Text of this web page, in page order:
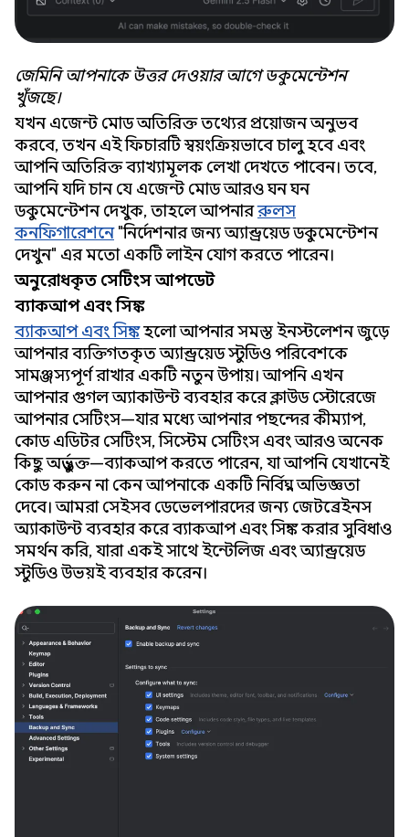
জেমিনি আপনাকে উত্তর দেওয়ার আগে ডকুমেন্টেশন
খুঁজছে।
যখন এজেন্ট মোড অতিরিক্ত তথ্যের প্রয়োজন অনুভব
করবে, তখন এই ফিচারটি স্বয়ংক্রিয়ভাবে চালু হবে এবং
আপনি অতিরিক্ত ব্যাখ্যামূলক লেখা দেখতে পাবেন। তবে,
আপনি যদি চান যে এজেন্ট মোড আরও ঘন ঘন
ডকুমেন্টেশন দেখুক, তাহলে আপনাররুলস
কনফিগারেশনে"নির্দেশনার জন্য অ্যান্ড্রয়েড ডকুমেন্টেশন
দেখুন" এর মতো একটি লাইন যোগ করতে পারেন।
অনুরোধকৃত সেটিংস আপডেট
ব্যাকআপ এবং সিঙ্ক
ব্যাকআপ এবং সিঙ্কহলো আপনার সমস্ত ইনস্টলেশন জুড়ে
আপনার ব্যক্তিগতকৃত অ্যান্ড্রয়েড স্টুডিও পরিবেশকে
সামঞ্জস্যপূর্ণ রাখার একটি নতুন উপায়। আপনি এখন
আপনার গুগল অ্যাকাউন্ট ব্যবহার করে ক্লাউড স্টোরেজে
আপনার সেটিংস—যার মধ্যে আপনার পছন্দের কীম্যাপ,
কোড এডিটর সেটিংস, সিস্টেম সেটিংস এবং আরও অনেক
কিছু অন্তর্ভুক্ত—ব্যাকআপ করতে পারেন, যা আপনি যেখানেই
কোড করুন না কেন আপনাকে একটি নির্বিঘ্ন অভিজ্ঞতা
দেবে। আমরা সেইসব ডেভেলপারদের জন্য জেটব্রেইনস
অ্যাকাউন্ট ব্যবহার করে ব্যাকআপ এবং সিঙ্ক করার সুবিধাও
সমর্থন করি, যারা একই সাথে ইন্টেলিজ এবং অ্যান্ড্রয়েড
স্টুডিও উভয়ই ব্যবহার করেন।